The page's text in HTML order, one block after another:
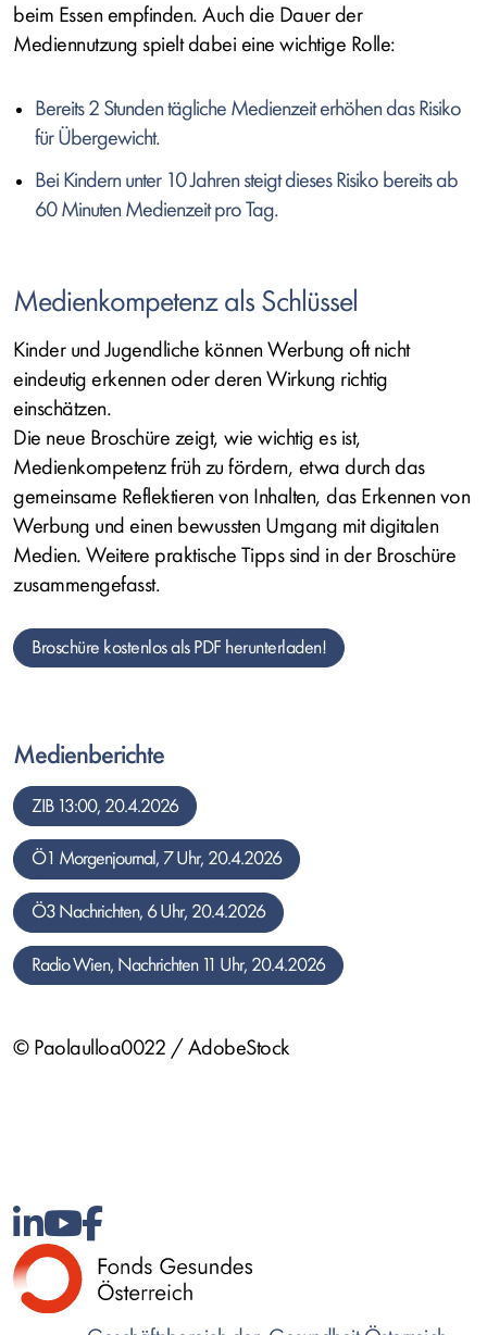
beim Essen empfinden. Auch die Dauer der
Mediennutzung spielt dabei eine wichtige Rolle:
Bereits 2 Stunden tägliche Medienzeit erhöhen das Risiko
für Übergewicht.
Bei Kindern unter 10 Jahren steigt dieses Risiko bereits ab
60 Minuten Medienzeit pro Tag.
Medienkompetenz als Schlüssel
Kinder und Jugendliche können Werbung oft nicht
eindeutig erkennen oder deren Wirkung richtig
einschätzen.
Die neue Broschüre zeigt, wie wichtig es ist,
Medienkompetenz früh zu fördern, etwa durch das
gemeinsame Reflektieren von Inhalten, das Erkennen von
Werbung und einen bewussten Umgang mit digitalen
Medien. Weitere praktische Tipps sind in der Broschüre
zusammengefasst.
Broschüre kostenlos als PDF herunterladen!
Medienberichte
ZIB 13:00, 20.4.2026
Ö1 Morgenjournal, 7 Uhr, 20.4.2026
Ö3 Nachrichten, 6 Uhr, 20.4.2026
Radio Wien, Nachrichten 11 Uhr, 20.4.2026
© Paolaulloa0022 / AdobeStock